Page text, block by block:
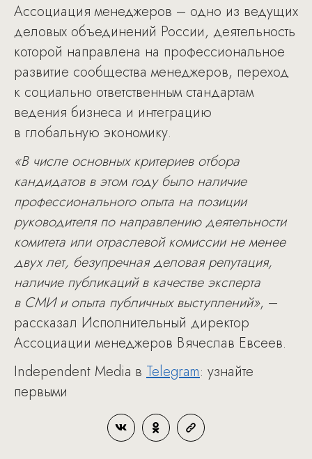
Ассоциация менеджеров – одно из ведущих
деловых объединений России, деятельность
которой направлена на профессиональное
развитие сообщества менеджеров, переход
к социально ответственным стандартам
ведения бизнеса и интеграцию
в глобальную экономику.
«В числе основных критериев отбора
кандидатов в этом году было наличие
профессионального опыта на позиции
руководителя по направлению деятельности
комитета или отраслевой комиссии не менее
двух лет, безупречная деловая репутация,
наличие публикаций в качестве эксперта
в СМИ и опыта публичных выступлений», –
рассказал Исполнительный директор
Ассоциации менеджеров Вячеслав Евсеев.
Independent Media в Telegram: узнайте
первыми